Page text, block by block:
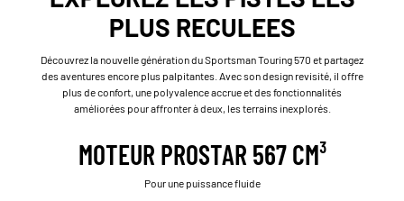
PLUS RECULEES
Découvrez la nouvelle génération du Sportsman Touring 570 et partagez
des aventures encore plus palpitantes. Avec son design revisité, il offre
plus de confort, une polyvalence accrue et des fonctionnalités
améliorées pour affronter à deux, les terrains inexplorés.
MOTEUR PROSTAR 567 CM³
Pour une puissance fluide